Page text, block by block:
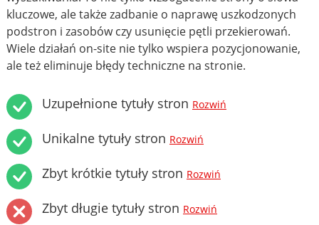
kluczowe, ale także zadbanie o naprawę uszkodzonych
podstron i zasobów czy usunięcie pętli przekierowań.
Wiele działań on-site nie tylko wspiera pozycjonowanie,
ale też eliminuje błędy techniczne na stronie.
Uzupełnione tytuły stron Rozwiń
Unikalne tytuły stron Rozwiń
Zbyt krótkie tytuły stron Rozwiń
Zbyt długie tytuły stron Rozwiń